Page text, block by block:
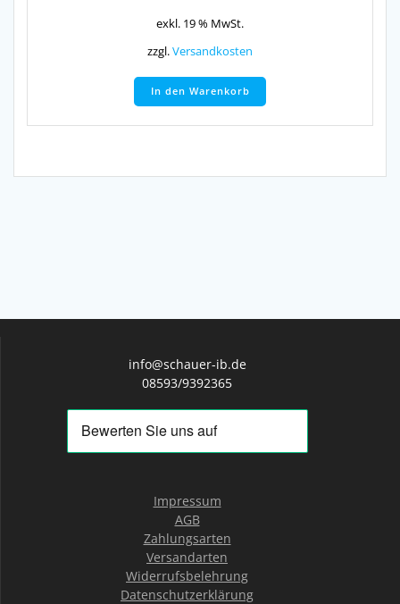
exkl. 19 % MwSt.
zzgl.Versandkosten
In den Warenkorb
info@schauer-ib.de
08593/9392365
Impressum
AGB
Zahlungsarten
Versandarten
Widerrufsbelehrung
Datenschutzerklärung